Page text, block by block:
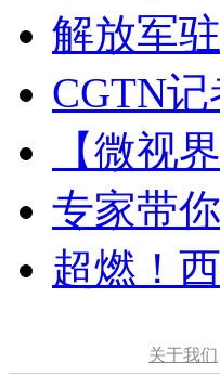
解放军
CGTN
【微视
专家带
超燃！
关于我们